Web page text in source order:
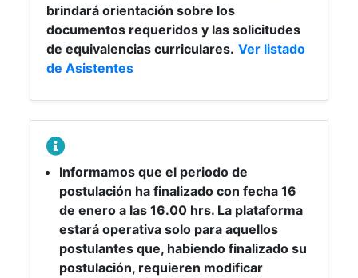
brindará orientación sobre los
documentos requeridos y las solicitudes
de equivalencias curriculares. Ver listado
de Asistentes
Informamos que el periodo de
postulación ha finalizado con fecha 16
de enero a las 16.00 hrs. La plataforma
estará operativa solo para aquellos
postulantes que, habiendo finalizado su
postulación, requieren modificar